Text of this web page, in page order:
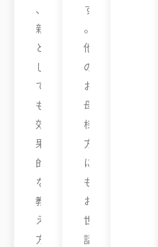
、
親
と
し
て
も
効
果
的
な
教
え
方
す
。
他
の
お
母
様
方
に
も
お
世
話